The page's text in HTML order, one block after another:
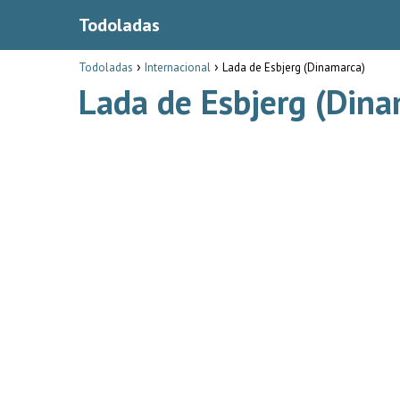
Todoladas
Todoladas Internacional Lada de Esbjerg (Dinamarca)
Lada de Esbjerg